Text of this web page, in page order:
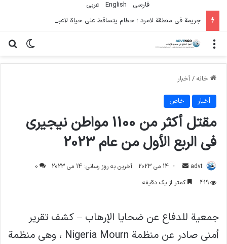
فارسی English
عربي
تغییر منو
خانه / أخبار
أخبار خاص
مقتل أكثر من 1100 مواطن نيجيري
في الربع الأول من عام 2023
advt
ارسال
ایمیل
14 می 2023 آخرین به روز رسانی: 14 می 2023
0
419
کمتر از یک دقیقه
جمعية للدفاع عن ضحايا الإرهاب – كشف تقرير
أمني صادر عن منظمة Nigeria Mourn ، وهي منظمة